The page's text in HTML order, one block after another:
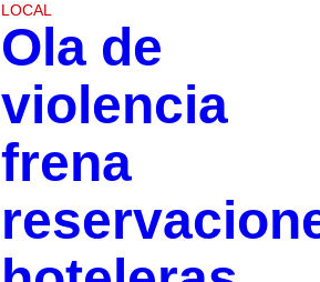
LOCAL
Ola de
violencia
frena